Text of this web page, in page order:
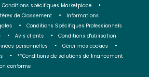
Conditions spécifiques Marketplace
de Classement
Informations
Conditions Spécifiques Professionnels
Avis clients
Conditions d'utilisation
personnelles
Gérer mes cookies
**Conditions de solutions de financement
conforme